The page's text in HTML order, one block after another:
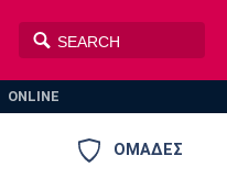
ONLINE
ΟΜΑΔΕΣ